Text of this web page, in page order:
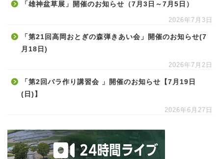
「雄神盆草展」開催のお知らせ（7月3日～7月5日）
2026年7月3日
「第21回高岡おとぎの森弾きあい会」開催のお知らせ(7
月18日)
2026年7月2日
「第2回バラ作り講習会 」開催のお知らせ【7月19日
(日)】
2026年6月27日